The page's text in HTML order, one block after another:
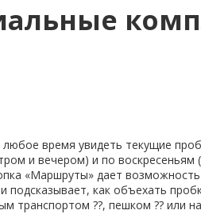
время увидеть текущие
и вечером) и по
«Маршруты» дает
подсказывает, как объехать
??, пешком ?? или на